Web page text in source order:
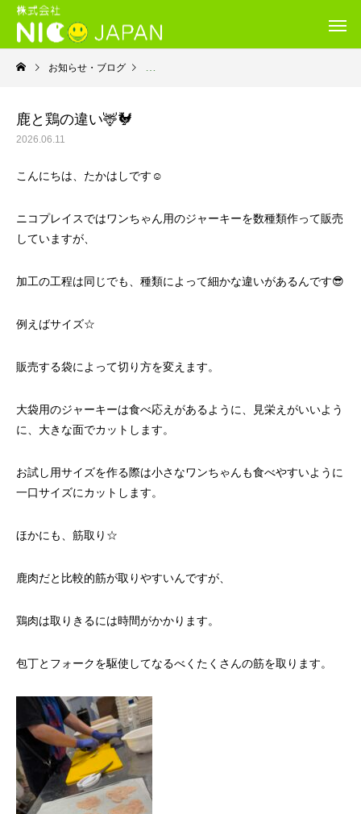
お知らせ・ブログ 就労継続支援Ｂ型・ニコプレイス
鹿と鶏の違い🦌🐓
2026.06.11
こんにちは、たかはしです☺️
ニコプレイスではワンちゃん用のジャーキーを数種類作って販売
していますが、
加工の工程は同じでも、種類によって細かな違いがあるんです😎
例えばサイズ☆
販売する袋によって切り方を変えます。
大袋用のジャーキーは食べ応えがあるように、見栄えがいいよう
に、大きな面でカットします。
お試し用サイズを作る際は小さなワンちゃんも食べやすいように
一口サイズにカットします。
ほかにも、筋取り☆
鹿肉だと比較的筋が取りやすいんですが、
鶏肉は取りきるには時間がかかります。
包丁とフォークを駆使してなるべくたくさんの筋を取ります。